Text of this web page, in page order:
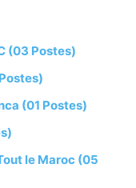
(03 Postes)
(01 Postes)
le Maroc (05